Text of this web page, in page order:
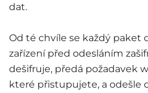
dat.
Od té chvíle se každý paket
zařízení před odesláním
dešifruje, předá požadavek
které přistupujete, a odešle